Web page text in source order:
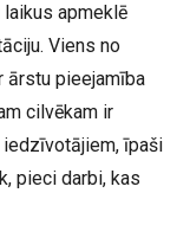
laikus apmeklē
Viens no
ārstu pieejamība
cilvēkam ir
īpaši
pieci darbi, kas